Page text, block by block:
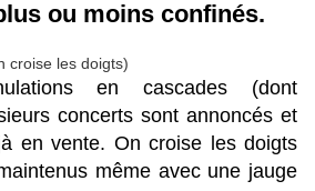
ou moins confinés.
croise les doigts)
en cascades (dont
concerts sont annoncés et
en vente. On croise les doigts
même avec une jauge